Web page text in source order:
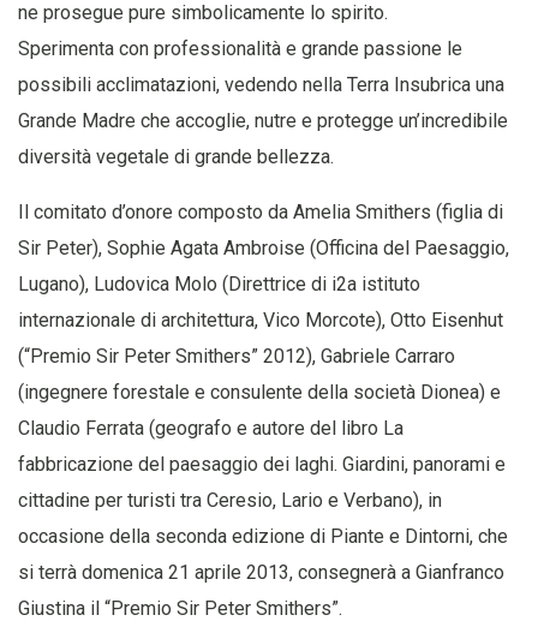
ne prosegue pure simbolicamente lo spirito.
Sperimenta con professionalità e grande passione le
possibili acclimatazioni, vedendo nella Terra Insubrica una
Grande Madre che accoglie, nutre e protegge un’incredibile
diversità vegetale di grande bellezza.
Il comitato d’onore composto da Amelia Smithers (figlia di
Sir Peter), Sophie Agata Ambroise (Officina del Paesaggio,
Lugano), Ludovica Molo (Direttrice di i2a istituto
internazionale di architettura, Vico Morcote), Otto Eisenhut
(“Premio Sir Peter Smithers” 2012), Gabriele Carraro
(ingegnere forestale e consulente della società Dionea) e
Claudio Ferrata (geografo e autore del libro La
fabbricazione del paesaggio dei laghi. Giardini, panorami e
cittadine per turisti tra Ceresio, Lario e Verbano), in
occasione della seconda edizione di Piante e Dintorni, che
si terrà domenica 21 aprile 2013, consegnerà a Gianfranco
Giustina il “Premio Sir Peter Smithers”.